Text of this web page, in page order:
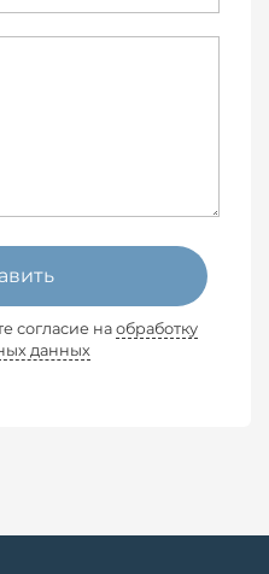
согласие на обработку
данных